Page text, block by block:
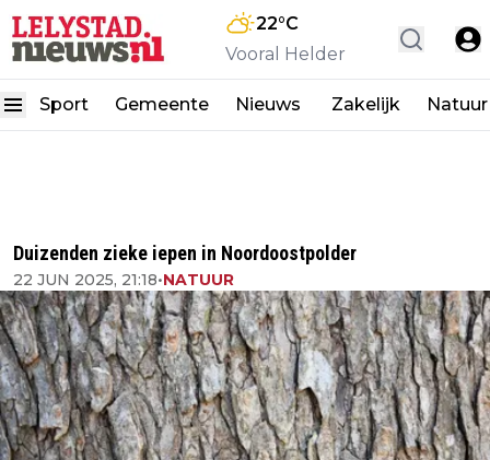
22°C
Vooral Helder
Sport Gemeente Nieuws Zakelijk Natuur
Duizenden zieke iepen in Noordoostpolder
22 JUN 2025, 21:18•NATUUR